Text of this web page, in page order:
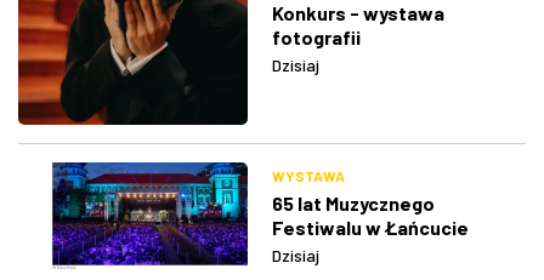
Konkurs - wystawa
fotografii
Dzisiaj
WYSTAWA
65 lat Muzycznego
Festiwalu w Łańcucie
Dzisiaj